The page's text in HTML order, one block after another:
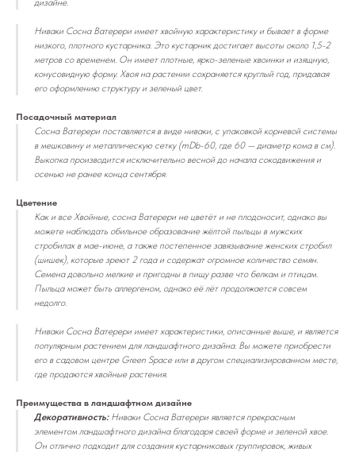
дизайне.
Ниваки Сосна Ватерери имеет хвойную характеристику и бывает в форме
низкого, плотного кустарника. Это кустарник достигает высоты около 1,5-2
метров со временем. Он имеет плотные, ярко-зеленые хвоинки и изящную,
конусовидную форму. Хвоя на растении сохраняется круглый год, придавая
его оформлению структуру и зеленый цвет.
Посадочный материал
Сосна Ватерери поставляется в виде ниваки, с упаковкой корневой системы
в мешковину и металлическую сетку (mDb-60, где 60 — диаметр кома в см).
Выкопка производится исключительно весной до начала сокодвижения и
осенью не ранее конца сентября.
Цветение
Как и все Хвойные, сосна Ватерери не цветёт и не плодоносит, однако вы
можете наблюдать обильное образование жёлтой пыльцы в мужских
стробилах в мае-июне, а также постепенное завязывание женских стробил
(шишек), которые зреют 2 года и содержат огромное количество семян.
Семена довольно мелкие и пригодны в пищу разве что белкам и птицам.
Пыльца может быть аллергеном, однако её лёт продолжается совсем
недолго.
Ниваки Сосна Ватерери имеет характеристики, описанные выше, и является
популярным растением для ландшафтного дизайна. Вы можете приобрести
его в садовом центре Green Space или в другом специализированном месте,
где продаются хвойные растения.
Преимущества в ландшафтном дизайне
Декоративность:Ниваки Сосна Ватерери является прекрасным
элементом ландшафтного дизайна благодаря своей форме и зеленой хвое.
Он отлично подходит для создания кустарниковых группировок, живых